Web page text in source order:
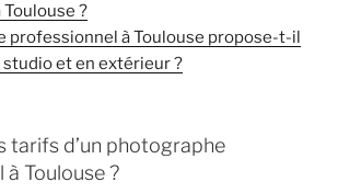
?
professionnel à Toulouse propose-t-il
studio et en extérieur ?
tarifs d’un photographe
Toulouse ?